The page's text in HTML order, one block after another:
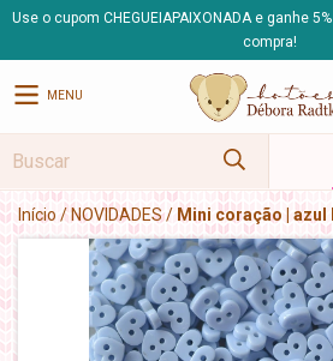
Use o cupom CHEGUEIAPAIXONADA e ganhe
compra!
MENU
Início /NOVIDADES/ Mini coração | azul